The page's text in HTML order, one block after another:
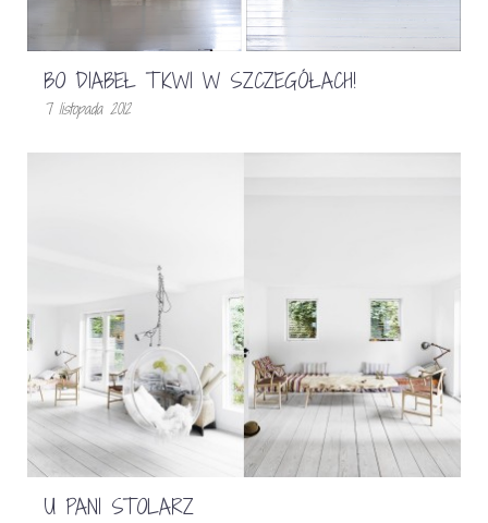
BO DIABEŁ TKWI W SZCZEGÓŁACH!
7 listopada 2012
U PANI STOLARZ